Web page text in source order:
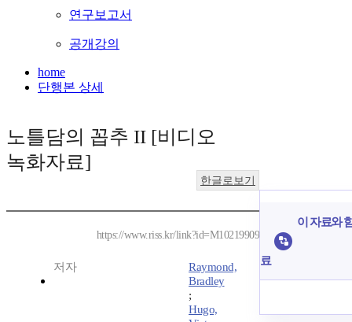
연구보고서
공개강의
home
단행본 상세
노틀담의 꼽추 II [비디오
녹화자료]
한글로보기
https://www.riss.kr/link?id=M10219909
저자
Raymond,
Bradley
;
Hugo,
이 자료와
료